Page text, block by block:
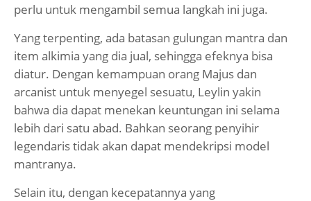
perlu untuk mengambil semua langkah ini juga.
Yang terpenting, ada batasan gulungan mantra dan
item alkimia yang dia jual, sehingga efeknya bisa
diatur. Dengan kemampuan orang Majus dan
arcanist untuk menyegel sesuatu, Leylin yakin
bahwa dia dapat menekan keuntungan ini selama
lebih dari satu abad. Bahkan seorang penyihir
legendaris tidak akan dapat mendekripsi model
mantranya.
Selain itu, dengan kecepatannya yang